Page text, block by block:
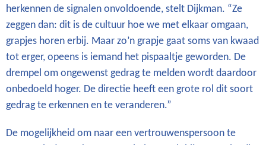
herkennen de signalen onvoldoende, stelt Dijkman. “Ze
zeggen dan: dit is de cultuur hoe we met elkaar omgaan,
grapjes horen erbij. Maar zo’n grapje gaat soms van kwaad
tot erger, opeens is iemand het pispaaltje geworden. De
drempel om ongewenst gedrag te melden wordt daardoor
onbedoeld hoger. De directie heeft een grote rol dit soort
gedrag te erkennen en te veranderen.”
De mogelijkheid om naar een vertrouwenspersoon te